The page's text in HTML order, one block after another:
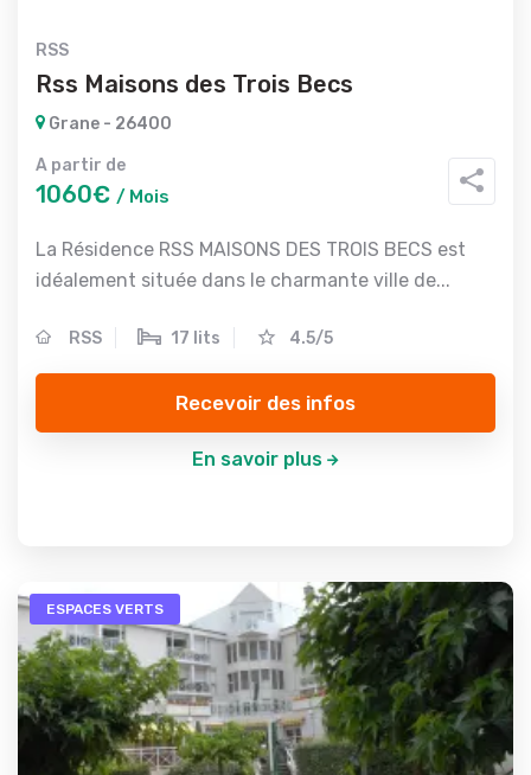
RSS
Rss Maisons des Trois Becs
Grane - 26400
A partir de
1060€ / Mois
La Résidence RSS MAISONS DES TROIS BECS est
idéalement située dans le charmante ville de...
RSS 17 lits 4.5/5
Recevoir des infos
En savoir plus
ESPACES VERTS